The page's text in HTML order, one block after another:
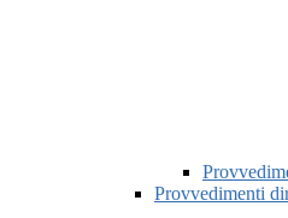
Provvedimenti